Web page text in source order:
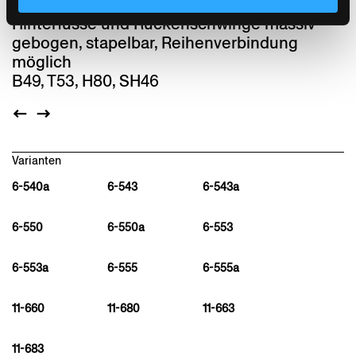
Sitz Formsperrholz, Rücken Joncgeflecht,
Hinterfüsse und Rückenschwinge massiv
gebogen, stapelbar, Reihenverbindung
möglich
B49, T53, H80, SH46
Varianten
6-540a
6-543 6-543a
6-550 6-550a 6-553
6-553a 6-555 6-555a
11-660 11-680 11-663
11-683